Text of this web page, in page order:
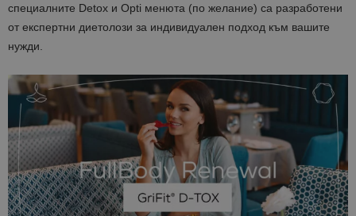
специалните Detox и Opti менюта (по желание) са разработени
от експертни диетолози за индивидуален подход към вашите
нужди.